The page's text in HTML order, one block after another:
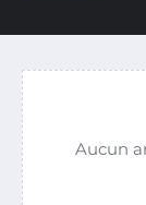
Aucun